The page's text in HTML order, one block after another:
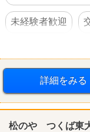
未経験者歓迎
詳細をみる
松のや つくば東